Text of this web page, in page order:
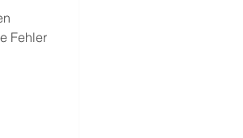
Fehler